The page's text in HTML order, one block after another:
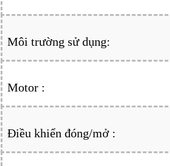
Môi trường sử dụng:
Motor :
Điều khiển đóng/mở :